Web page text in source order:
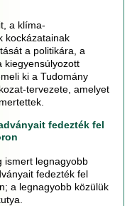
a klíma-
kockázatainak
a politikára, a
kiegyensúlyozott
ki a Tudomány
tervezete, amelyet
fedezték fel
ismert legnagyobb
fedezték fel
a legnagyobb közülük